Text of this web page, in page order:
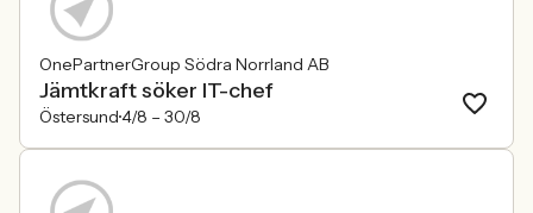
OnePartnerGroup Södra Norrland AB
Jämtkraft söker IT-chef
Östersund4/8 – 30/8